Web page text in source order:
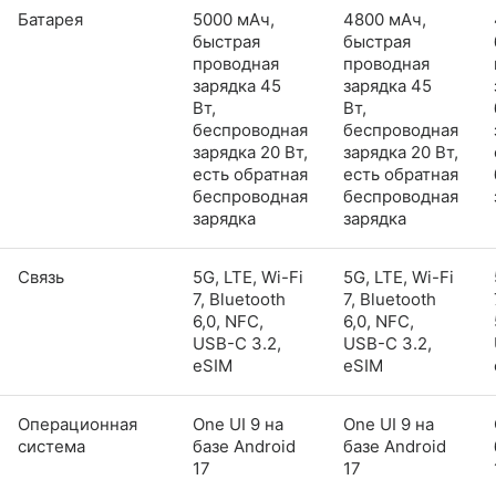
Батарея
5000 мАч,
быстрая
проводная
зарядка 45
Вт,
беспроводная
зарядка 20 Вт,
есть обратная
беспроводная
зарядка
4800 мАч,
быстрая
проводная
зарядка 45
Вт,
беспроводная
зарядка 20 Вт,
есть обратная
беспроводная
зарядка
Связь
5G, LTE, Wi-Fi
7, Bluetooth
6,0, NFC,
USB-C 3.2,
eSIM
5G, LTE, Wi-Fi
7, Bluetooth
6,0, NFC,
USB-C 3.2,
eSIM
Операционная
система
One UI 9 на
базе Android
17
One UI 9 на
базе Android
17